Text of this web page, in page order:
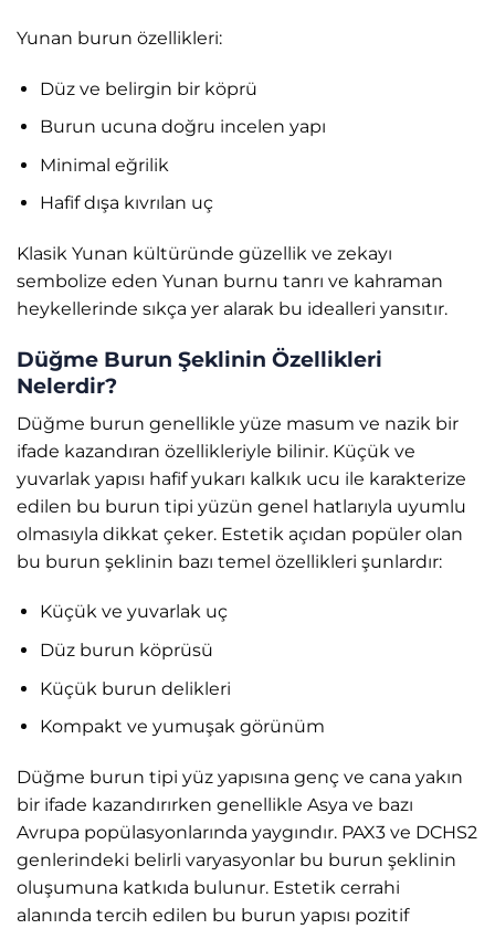
Yunan burun özellikleri:
Düz ve belirgin bir köprü
Burun ucuna doğru incelen yapı
Minimal eğrilik
Hafif dışa kıvrılan uç
Klasik Yunan kültüründe güzellik ve zekayı
sembolize eden Yunan burnu tanrı ve kahraman
heykellerinde sıkça yer alarak bu idealleri yansıtır.
Düğme Burun Şeklinin Özellikleri
Nelerdir?
Düğme burun genellikle yüze masum ve nazik bir
ifade kazandıran özellikleriyle bilinir. Küçük ve
yuvarlak yapısı hafif yukarı kalkık ucu ile karakterize
edilen bu burun tipi yüzün genel hatlarıyla uyumlu
olmasıyla dikkat çeker. Estetik açıdan popüler olan
bu burun şeklinin bazı temel özellikleri şunlardır:
Küçük ve yuvarlak uç
Düz burun köprüsü
Küçük burun delikleri
Kompakt ve yumuşak görünüm
Düğme burun tipi yüz yapısına genç ve cana yakın
bir ifade kazandırırken genellikle Asya ve bazı
Avrupa popülasyonlarında yaygındır. PAX3 ve DCHS2
genlerindeki belirli varyasyonlar bu burun şeklinin
oluşumuna katkıda bulunur. Estetik cerrahi
alanında tercih edilen bu burun yapısı pozitif